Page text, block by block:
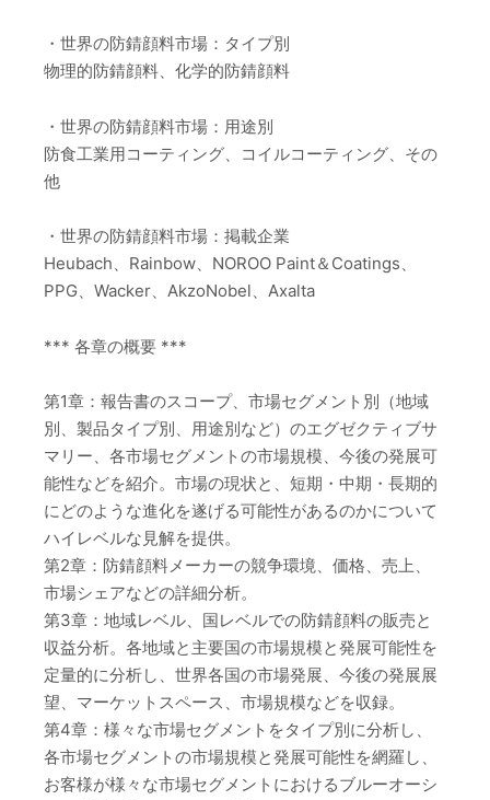
・世界の防錆顔料市場：タイプ別
物理的防錆顔料、化学的防錆顔料
・世界の防錆顔料市場：用途別
防食工業用コーティング、コイルコーティング、その
他
・世界の防錆顔料市場：掲載企業
Heubach、Rainbow、NOROO Paint＆Coatings、
PPG、Wacker、AkzoNobel、Axalta
*** 各章の概要 ***
第1章：報告書のスコープ、市場セグメント別（地域
別、製品タイプ別、用途別など）のエグゼクティブサ
マリー、各市場セグメントの市場規模、今後の発展可
能性などを紹介。市場の現状と、短期・中期・長期的
にどのような進化を遂げる可能性があるのかについて
ハイレベルな見解を提供。
第2章：防錆顔料メーカーの競争環境、価格、売上、
市場シェアなどの詳細分析。
第3章：地域レベル、国レベルでの防錆顔料の販売と
収益分析。各地域と主要国の市場規模と発展可能性を
定量的に分析し、世界各国の市場発展、今後の発展展
望、マーケットスペース、市場規模などを収録。
第4章：様々な市場セグメントをタイプ別に分析し、
各市場セグメントの市場規模と発展可能性を網羅し、
お客様が様々な市場セグメントにおけるブルーオーシ